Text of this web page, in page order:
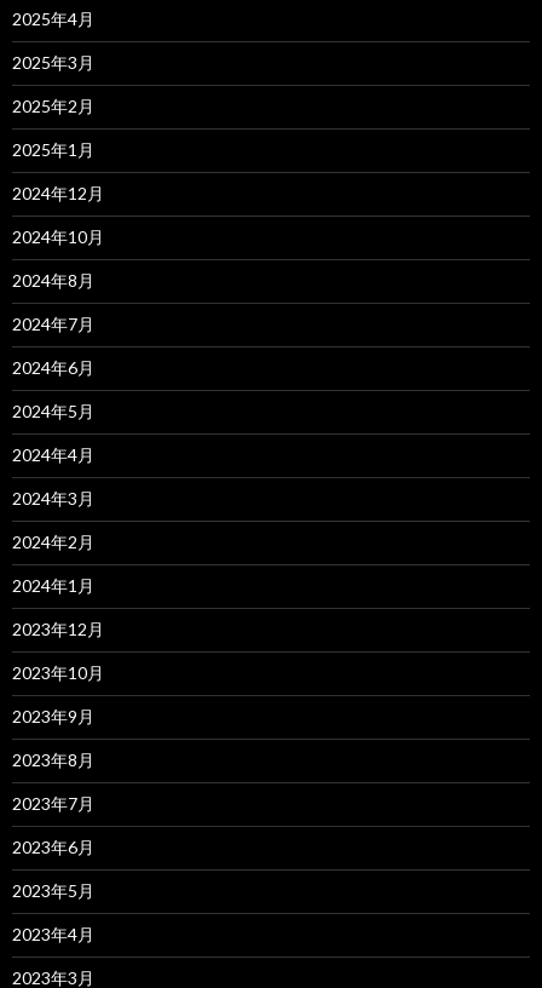
2025年4月
2025年3月
2025年2月
2025年1月
2024年12月
2024年10月
2024年8月
2024年7月
2024年6月
2024年5月
2024年4月
2024年3月
2024年2月
2024年1月
2023年12月
2023年10月
2023年9月
2023年8月
2023年7月
2023年6月
2023年5月
2023年4月
2023年3月